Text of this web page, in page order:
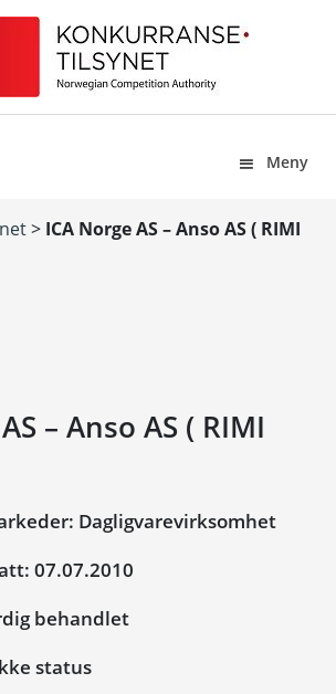
Meny
> ICA Norge AS – Anso AS ( RIMI
– Anso AS ( RIMI
Dagligvarevirksomhet
07.07.2010
behandlet
status